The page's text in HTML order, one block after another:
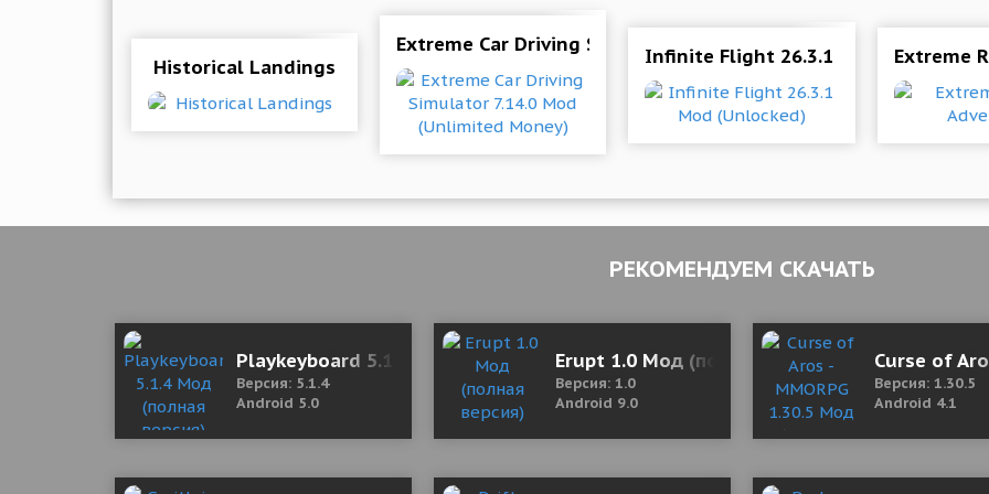
Historical Landings
Extreme Car Driving Simulator 7.14.0 Mod (Unlimited Money)
Infinite Flight 26.3.1 Mod (Unlocked)
Extreme
РЕКОМЕНДУЕМ СКАЧАТЬ
Playkeyboard 5.1.4 Мод (полная версия)
Версия: 5.1.4
Android 5.0
Erupt 1.0 Мод (полная версия)
Версия: 1.0
Android 9.0
Curse of
Версия: 1.30.5
Android 4.1